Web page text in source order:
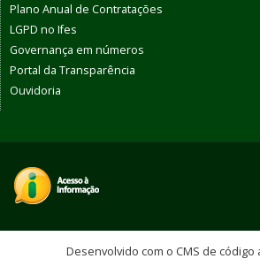
Plano Anual de Contratações
LGPD no Ifes
Governança em números
Portal da Transparência
Ouvidoria
Desenvolvido com o CMS de código